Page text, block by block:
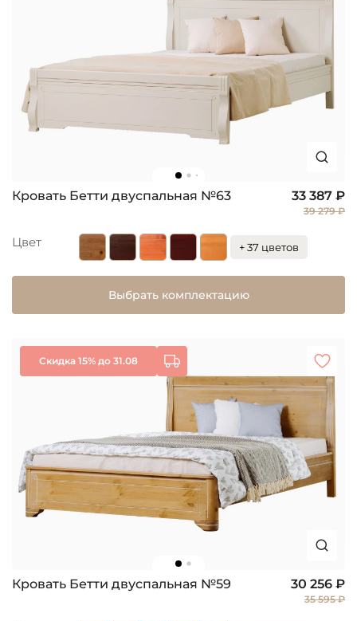
Кровать Бетти двуспальная №63 33 387 ₽
39 279 ₽
Цвет + 37 цветов
Выбрать комплектацию
Скидка 15% до 31.08
Кровать Бетти двуспальная №59 30 256 ₽
35 595 ₽